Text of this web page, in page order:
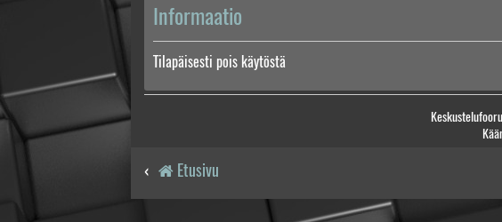
Informaatio
Tilapäisesti pois käytöstä
Etusivu